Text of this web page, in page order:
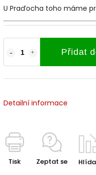
Přidat
U Praďocha toho máme
Detailní informace
Tisk Zeptat se